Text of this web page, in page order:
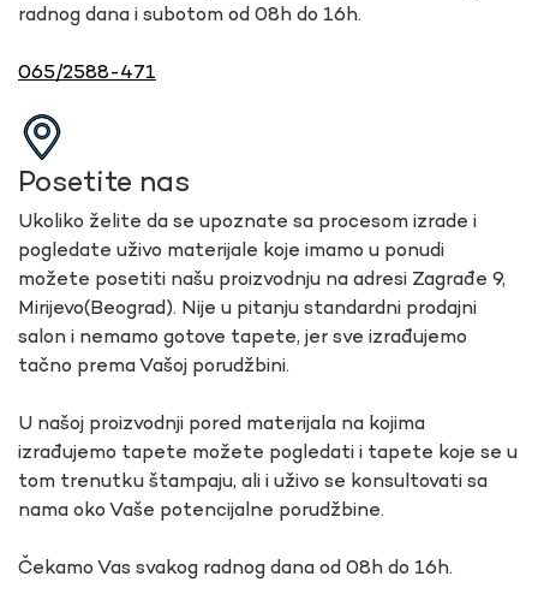
radnog dana i subotom od 08h do 16h.
065/2588-471
Posetite nas
Ukoliko želite da se upoznate sa procesom izrade i
pogledate uživo materijale koje imamo u ponudi
možete posetiti našu proizvodnju na adresi Zagrađe 9,
Mirijevo(Beograd). Nije u pitanju standardni prodajni
salon i nemamo gotove tapete, jer sve izrađujemo
tačno prema Vašoj porudžbini.
U našoj proizvodnji pored materijala na kojima
izrađujemo tapete možete pogledati i tapete koje se u
tom trenutku štampaju, ali i uživo se konsultovati sa
nama oko Vaše potencijalne porudžbine.
Čekamo Vas svakog radnog dana od 08h do 16h.